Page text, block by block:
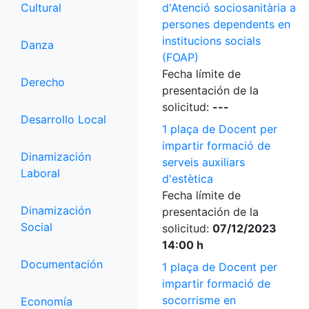
Cultural
Danza
Derecho
Desarrollo Local
Dinamización
Laboral
Dinamización
Social
Documentación
Economía
d'Atenció sociosanitària a
persones dependents en
institucions socials
(FOAP)
Fecha límite de
presentación de la
solicitud: ---
1 plaça de Docent per
impartir formació de
serveis auxiliars
d'estètica
Fecha límite de
presentación de la
solicitud: 07/12/2023
14:00 h
1 plaça de Docent per
impartir formació de
socorrisme en